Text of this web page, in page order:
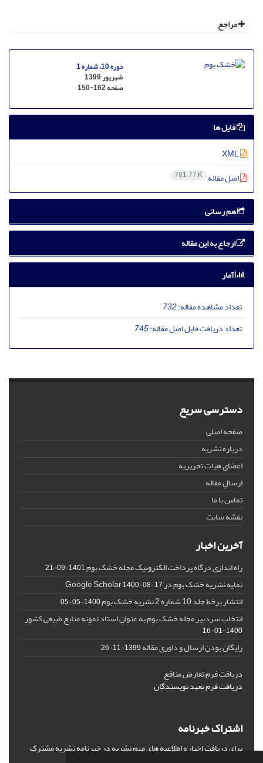
مراجع
دوره 10، شماره 1
شهریور 1399
صفحه150-162
فایل ها
اصل مقاله 781.77 K
هم رسانی
ارجاع به این مقاله
آمار
تعداد مشاهده مقاله:732
تعداد دریافت فایل اصل مقاله:745
دسترسی سریع
صفحه اصلی
درباره نشریه
اعضای هیات تحریریه
ارسال مقاله
تماس با ما
نقشه سایت
آخرین اخبار
راه اندازی درگاه پرداخت الکترونیک مجله خشک بوم1401-09-21
نمایه نشریه خشک بوم در Google Scholar1400-08-17
انتشار برخط جلد 10 شماره 2 نشریه خشک بوم 1400-05-05
انتخاب سردبیر مجله خشک بوم به عنوان استاد نمونه منابع طبیعی کشور
1400-01-16
رایگان بودن ارسال و داوری مقاله1399-11-26
دریافت فرم تعارض منافع
دریافت فرم تعهد نویسندگان
اشتراک خبرنامه
برای دریافت اخبار و اطلاعیه های مهم نشریه در خبرنامه نشریه مشترک